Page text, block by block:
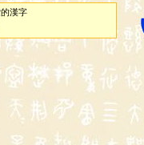
漢字